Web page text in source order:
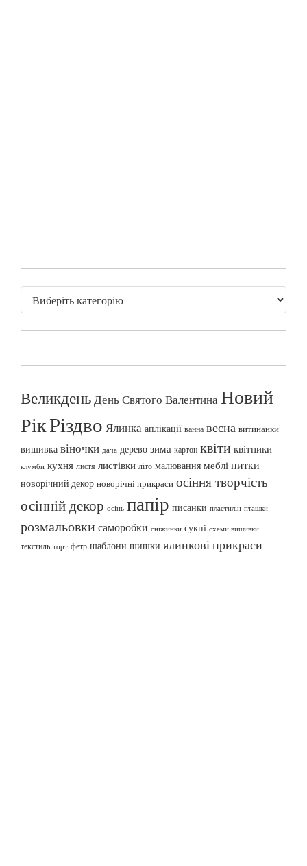
ВеликденьДень Святого ВалентинаНовий
РікРіздво Ялинка аплікації ванна весна витинанки
вишивка віночки дача дерево зима картон квіти квітники
клумби кухня листя листівки літо малювання меблі нитки
новорічний декор новорічні прикраси осіння творчість
осінній декор осінь папір писанки пластилін пташки
розмальовки саморобки сніжинки сукні схеми вишивки
текстиль торт фетр шаблони шишки ялинкові прикраси